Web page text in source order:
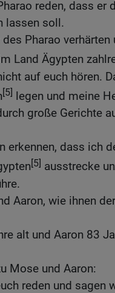
reden, dass er
lassen soll.
Pharao verhärten
Land Ägypten
auf euch hören.
[5] legen und meine
große Gerichte
erkennen, dass ich
[5] ausstrecke
Aaron, wie ihnen
alt und Aaron 83
Mose und Aaron:
reden und sagen